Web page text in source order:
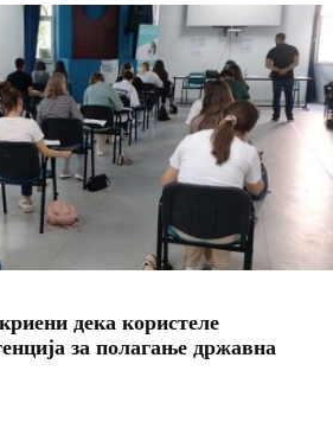
дека користеле
за полагање државна